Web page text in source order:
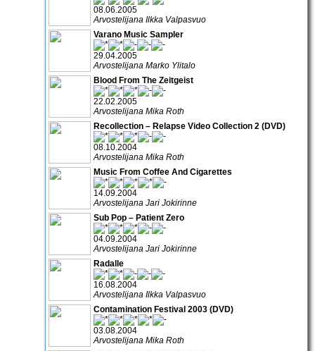
08.06.2005
Arvostelijana Ilkka Valpasvuo
Varano Music Sampler
29.04.2005
Arvostelijana Marko Ylitalo
Blood From The Zeitgeist
22.02.2005
Arvostelijana Mika Roth
Recollection – Relapse Video Collection 2 (DVD)
08.10.2004
Arvostelijana Mika Roth
Music From Coffee And Cigarettes
14.09.2004
Arvostelijana Jari Jokirinne
Sub Pop – Patient Zero
04.09.2004
Arvostelijana Jari Jokirinne
Radalle
16.08.2004
Arvostelijana Ilkka Valpasvuo
Contamination Festival 2003 (DVD)
03.08.2004
Arvostelijana Mika Roth